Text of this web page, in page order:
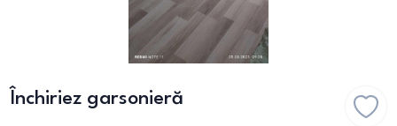
Închiriez garsonieră